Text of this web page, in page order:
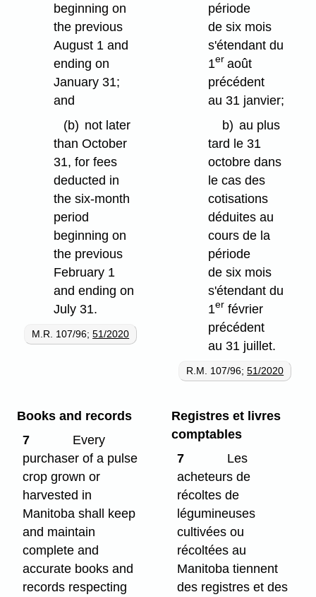
beginning on
the previous
August 1 and
ending on
January 31;
and
(b) not later
than October
31, for fees
deducted in
the six-month
period
beginning on
the previous
February 1
and ending on
July 31.
M.R. 107/96;51/2020
période
de six mois
s'étendant du
1er août
précédent
au 31 janvier;
b) au plus
tard le 31
octobre dans
le cas des
cotisations
déduites au
cours de la
période
de six mois
s'étendant du
1er février
précédent
au 31 juillet.
R.M. 107/96;51/2020
Books and records
7
Every
purchaser of a pulse
crop grown or
harvested in
Manitoba shall keep
and maintain
complete and
accurate books and
records respecting
Registres et livres
comptables
7
Les
acheteurs de
récoltes de
légumineuses
cultivées ou
récoltées au
Manitoba tiennent
des registres et des